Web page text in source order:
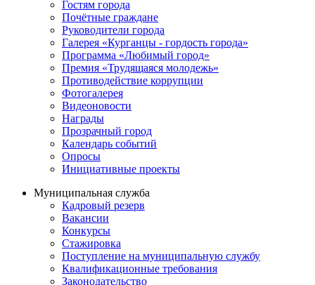
Гостям города
Почётные граждане
Руководители города
Галерея «Курганцы - гордость города»
Программа «Любимый город»
Премия «Трудящаяся молодежь»
Противодействие коррупции
Фотогалерея
Видеоновости
Награды
Прозрачный город
Календарь событий
Опросы
Инициативные проекты
Муниципальная служба
Кадровый резерв
Вакансии
Конкурсы
Стажировка
Поступление на муниципальную службу
Квалификационные требования
Законодательство